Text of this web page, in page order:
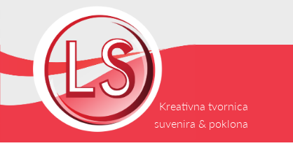
Kreativna tvornica
suvenira & poklona